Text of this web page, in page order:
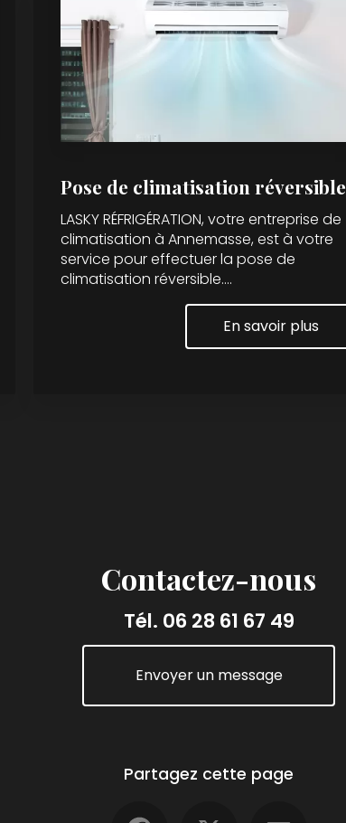
Pose de climatisation réversible
LASKY RÉFRIGÉRATION, votre entreprise de
climatisation à Annemasse, est à votre
service pour effectuer la pose de
climatisation réversible....
En savoir plus
Contactez-nous
Tél. 06 28 61 67 49
Envoyer un message
Partagez cette page